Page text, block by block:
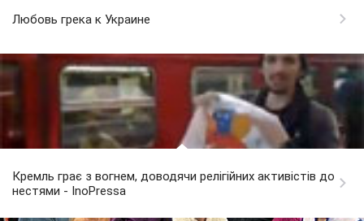
Любовь грека к Украине
Кремль грає з вогнем, доводячи релігійних активістів до
нестями - InoPressa